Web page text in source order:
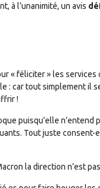
à l’unanimité, un avis
« féliciter » les
: car tout simplement il
!
puisqu’elle
Tout juste consent-
la direction n’est